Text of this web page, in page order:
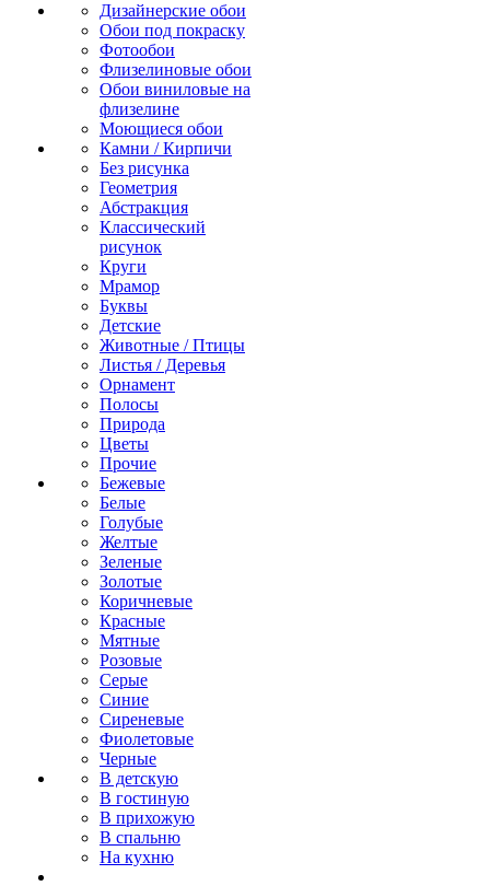
Дизайнерские обои
Обои под покраску
Фотообои
Флизелиновые обои
Обои виниловые на
флизелине
Моющиеся обои
Камни / Кирпичи
Без рисунка
Геометрия
Абстракция
Классический
рисунок
Круги
Мрамор
Буквы
Детские
Животные / Птицы
Листья / Деревья
Орнамент
Полосы
Природа
Цветы
Прочие
Бежевые
Белые
Голубые
Желтые
Зеленые
Золотые
Коричневые
Красные
Мятные
Розовые
Серые
Синие
Сиреневые
Фиолетовые
Черные
В детскую
В гостиную
В прихожую
В спальню
На кухню